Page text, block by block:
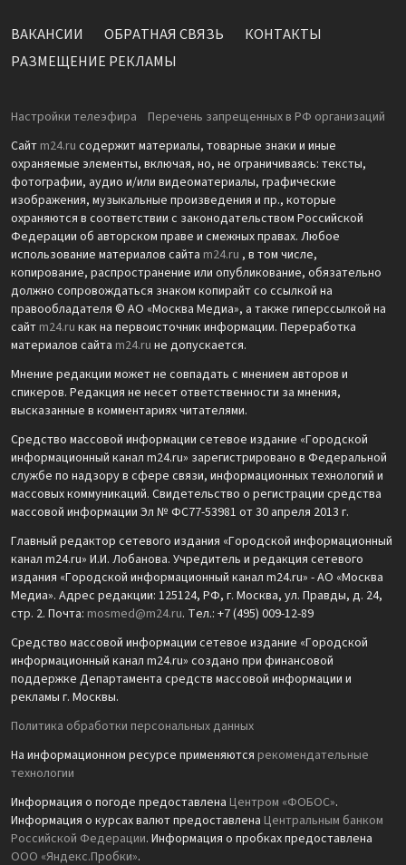
ВАКАНСИИ ОБРАТНАЯ СВЯЗЬ
КОНТАКТЫ
РАЗМЕЩЕНИЕ РЕКЛАМЫ
Настройки телеэфира
Перечень запрещенных в РФ организаций
Сайт m24.ru содержит материалы, товарные знаки и иные
охраняемые элементы, включая, но, не ограничиваясь: тексты,
фотографии, аудио и/или видеоматериалы, графические
изображения, музыкальные произведения и пр., которые
охраняются в соответствии с законодательством Российской
Федерации об авторском праве и смежных правах. Любое
использование материалов сайта m24.ru , в том числе,
копирование, распространение или опубликование, обязательно
должно сопровождаться знаком копирайт со ссылкой на
правообладателя © АО «Москва Медиа», а также гиперссылкой на
сайт m24.ru как на первоисточник информации. Переработка
материалов сайта m24.ru не допускается.
Мнение редакции может не совпадать с мнением авторов и
спикеров. Редакция не несет ответственности за мнения,
высказанные в комментариях читателями.
Средство массовой информации сетевое издание «Городской
информационный канал m24.ru» зарегистрировано в Федеральной
службе по надзору в сфере связи, информационных технологий и
массовых коммуникаций. Свидетельство о регистрации средства
массовой информации Эл № ФС77-53981 от 30 апреля 2013 г.
Главный редактор сетевого издания «Городской информационный
канал m24.ru» И.И. Лобанова. Учредитель и редакция сетевого
издания «Городской информационный канал m24.ru» - АО «Москва
Медиа». Адрес редакции: 125124, РФ, г. Москва, ул. Правды, д. 24,
стр. 2. Почта: mosmed@m24.ru. Тел.: +7 (495) 009-12-89
Средство массовой информации сетевое издание «Городской
информационный канал m24.ru» создано при финансовой
поддержке Департамента средств массовой информации и
рекламы г. Москвы.
Политика обработки персональных данных
На информационном ресурсе применяются рекомендательные
технологии
Информация о погоде предоставлена Центром «ФОБОС».
Информация о курсах валют предоставлена Центральным банком
Российской Федерации. Информация о пробках предоставлена
ООО «Яндекс.Пробки».